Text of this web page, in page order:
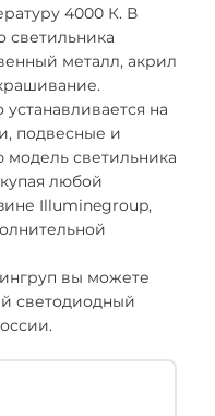
4000 К. В
светильника
металл, акрил
на
подвесные и
светильника
любой
Illuminegroup,
вы можете
светодиодный